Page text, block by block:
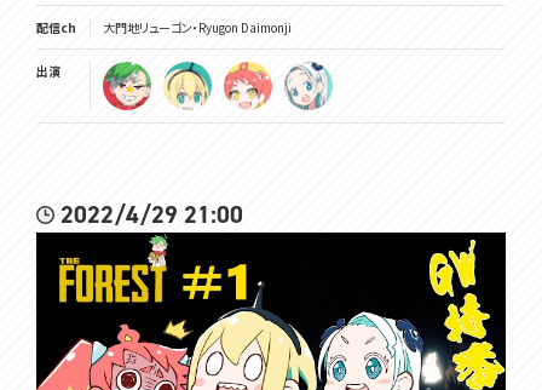
配信ch 大門地リューゴン・Ryugon Daimonji
出演
2022/4/29 21:00